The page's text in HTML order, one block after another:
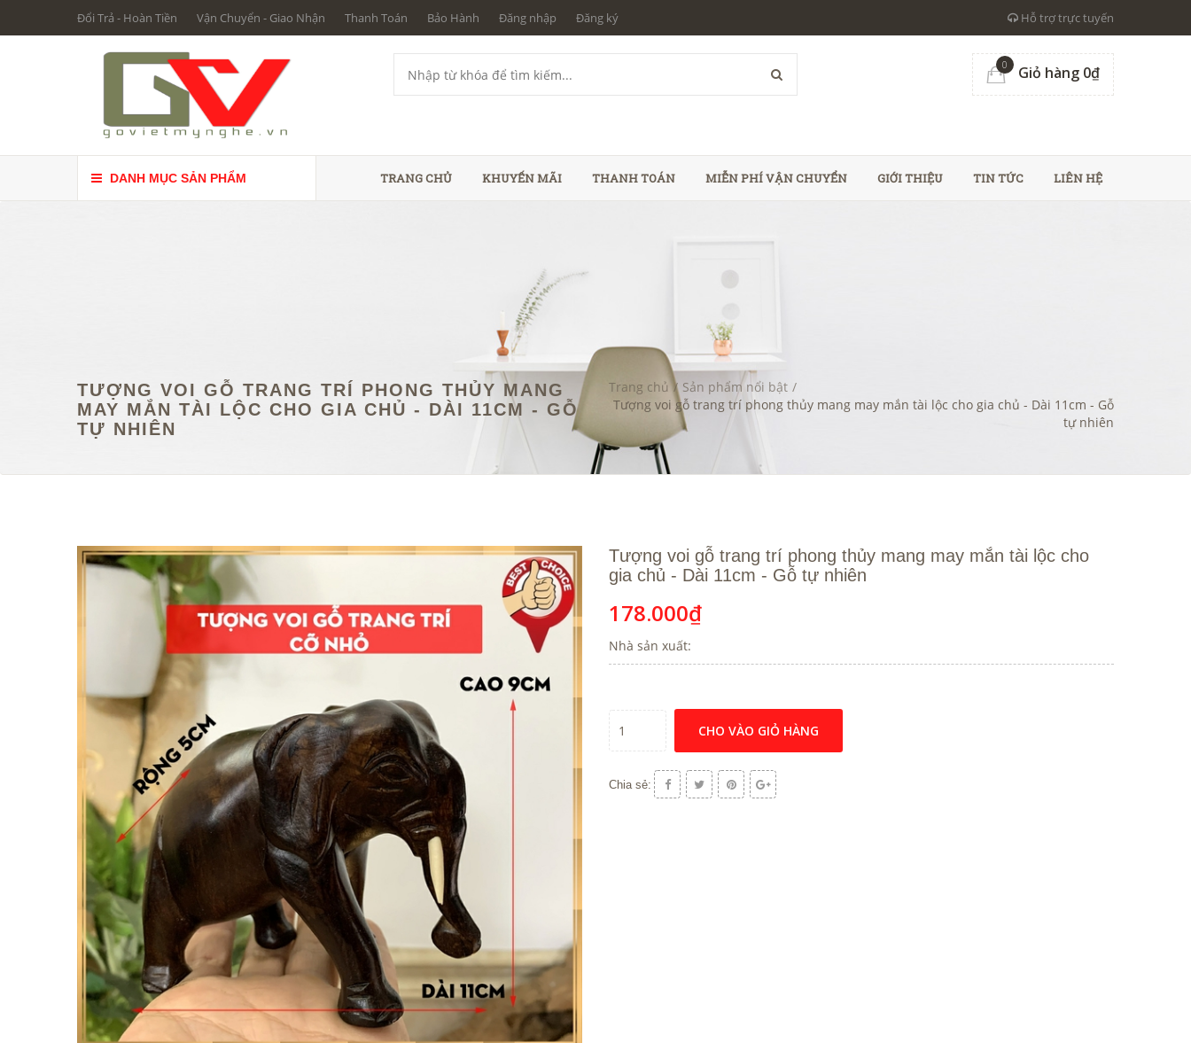
Đổi Trả - Hoàn Tiền Vận Chuyển - Giao Nhận Thanh Toán Bảo Hành Đăng nhập Đăng ký Hỗ trợ trực tuyến
0 Giỏ hàng 0₫
DANH MỤC SẢN PHẨM TRANG CHỦ KHUYẾN MÃI THANH TOÁN MIỄN PHÍ VẬN CHUYỂN GIỚI THIỆU TIN TỨC LIÊN HỆ
TƯỢNG VOI GỖ TRANG TRÍ PHONG THỦY MANG
MAY MẮN TÀI LỘC CHO GIA CHỦ - DÀI 11CM - GỖ
TỰ NHIÊN
Trang chủ / Sản phẩm nổi bật /
Tượng voi gỗ trang trí phong thủy mang may mắn tài lộc cho gia chủ - Dài 11cm - Gỗ
tự nhiên
Tượng voi gỗ trang trí phong thủy mang may mắn tài lộc cho
gia chủ - Dài 11cm - Gỗ tự nhiên
178.000₫
Nhà sản xuất:
CHO VÀO GIỎ HÀNG
Chia sẻ: